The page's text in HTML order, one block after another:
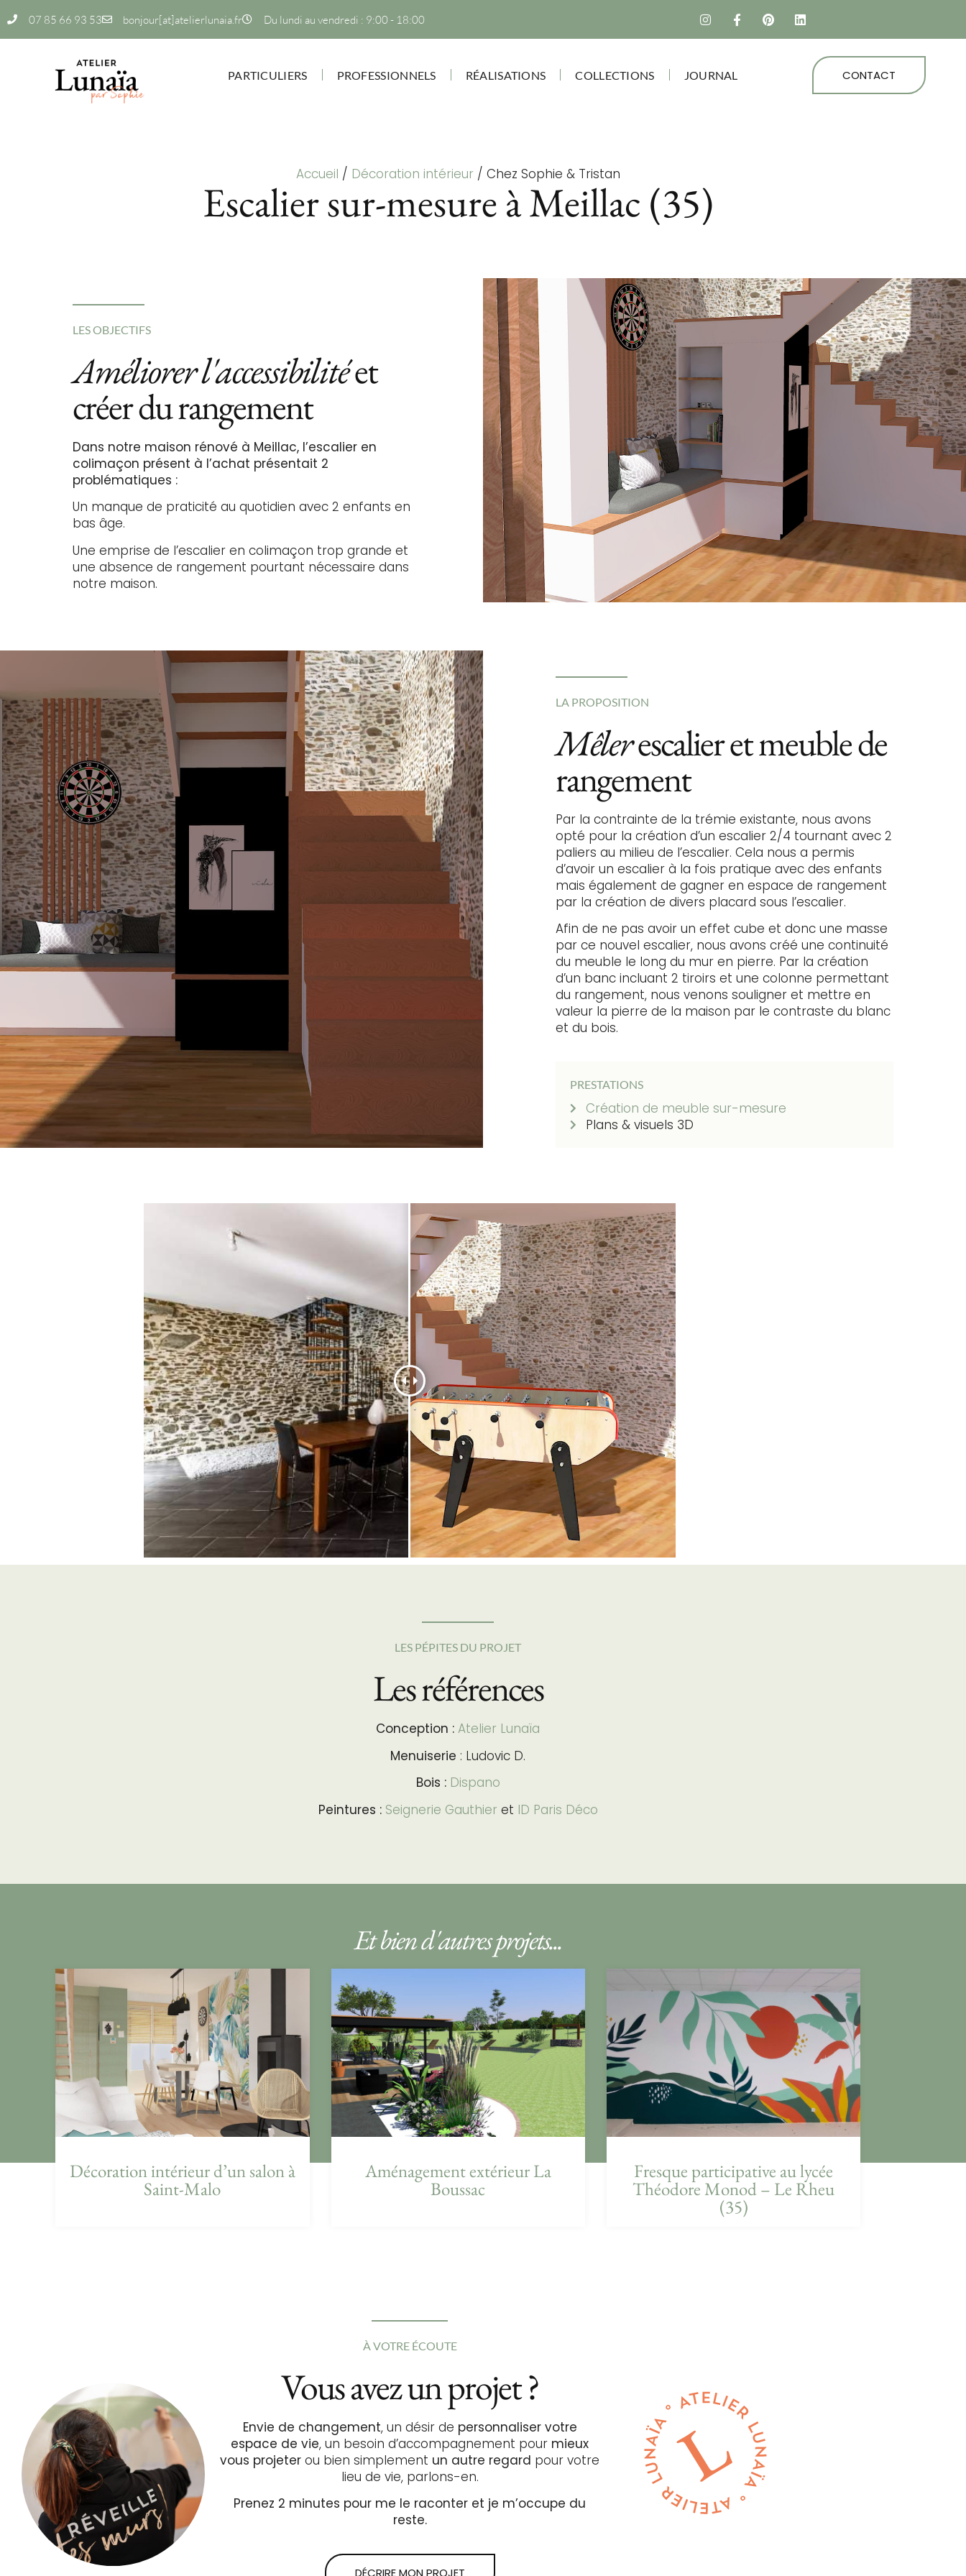
07 85 66 93 53 bonjour[at]atelierlunaia.fr Du lundi au vendredi : 9:00 - 18:00
PARTICULIERS PROFESSIONNELS RÉALISATIONS COLLECTIONS JOURNAL CONTACT
Accueil / Décoration intérieur/ Chez Sophie & Tristan
Escalier sur-mesure à Meillac (35)
LES OBJECTIFS
Améliorer l'accessibilitéet
créer du rangement
Dans notre maison rénové à Meillac, l’escalier en
colimaçon présent à l’achat présentait 2
problématiques :
Un manque de praticité au quotidien avec 2 enfants en
bas âge.
Une emprise de l’escalier en colimaçon trop grande et
une absence de rangement pourtant nécessaire dans
notre maison.
LA PROPOSITION
Mêlerescalier et meuble de
rangement
Par la contrainte de la trémie existante, nous avons
opté pour la création d’un escalier 2/4 tournant avec 2
paliers au milieu de l’escalier. Cela nous a permis
d’avoir un escalier à la fois pratique avec des enfants
mais également de gagner en espace de rangement
par la création de divers placard sous l’escalier.
Afin de ne pas avoir un effet cube et donc une masse
par ce nouvel escalier, nous avons créé une continuité
du meuble le long du mur en pierre. Par la création
d’un banc incluant 2 tiroirs et une colonne permettant
du rangement, nous venons souligner et mettre en
valeur la pierre de la maison par le contraste du blanc
et du bois.
PRESTATIONS
Création de meuble sur-mesure
Plans & visuels 3D
LES PÉPITES DU PROJET
Les références
Conception : Atelier Lunaïa
Menuiserie : Ludovic D.
Bois : Dispano
Peintures : Seignerie Gauthier et ID Paris Déco
Et bien d'autres projets...
Décoration intérieur d’un salon à
Saint-Malo
Aménagement extérieur La
Boussac
Fresque participative au lycée
Théodore Monod – Le Rheu
(35)
À VOTRE ÉCOUTE
Vous avez un projet ?
Envie de changement, un désir de personnaliser votre
espace de vie, un besoin d’accompagnement pour mieux
vous projeter ou bien simplement un autre regard pour votre
lieu de vie, parlons-en.
Prenez 2 minutes pour me le raconter et je m’occupe du
reste.
DÉCRIRE MON PROJET